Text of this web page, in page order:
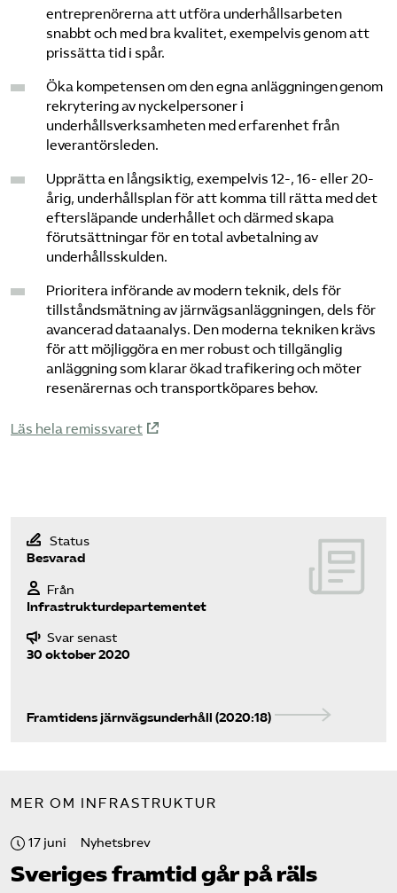
entreprenörerna att utföra underhållsarbeten
snabbt och med bra kvalitet, exempelvis genom att
prissätta tid i spår.
Öka kompetensen om den egna anläggningen genom
rekrytering av nyckelpersoner i
underhållsverksamheten med erfarenhet från
leverantörsleden.
Upprätta en långsiktig, exempelvis 12-, 16- eller 20-
årig, underhållsplan för att komma till rätta med det
eftersläpande underhållet och därmed skapa
förutsättningar för en total avbetalning av
underhållsskulden.
Prioritera införande av modern teknik, dels för
tillståndsmätning av järnvägsanläggningen, dels för
avancerad dataanalys. Den moderna tekniken krävs
för att möjliggöra en mer robust och tillgänglig
anläggning som klarar ökad trafikering och möter
resenärernas och transportköpares behov.
Läs hela remissvaret
Status
Besvarad
Från
Infrastrukturdepartementet
Svar senast
30 oktober 2020
Framtidens järnvägsunderhåll (2020:18)
MER OM INFRASTRUKTUR
17 juni Nyhetsbrev
Sveriges framtid går på räls